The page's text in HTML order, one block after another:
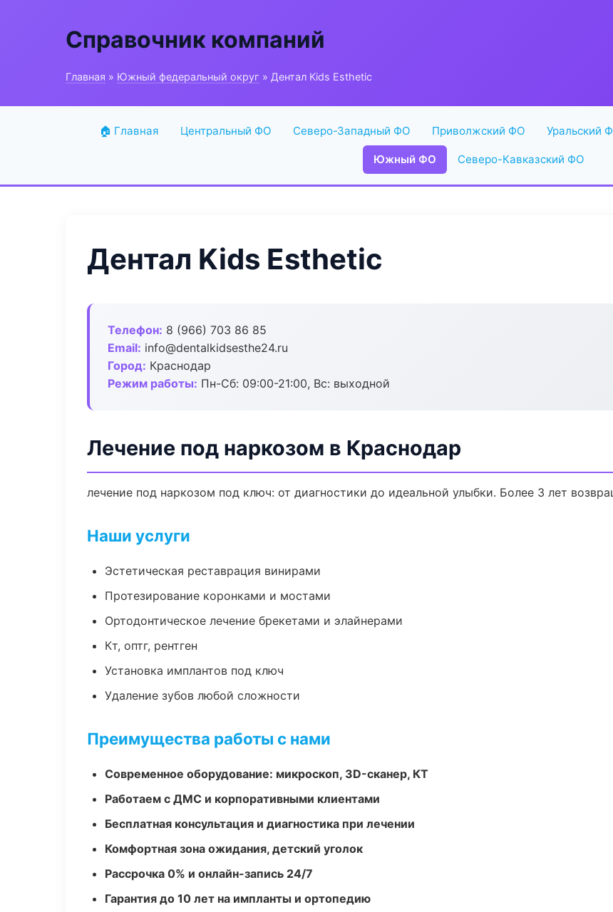
Справочник компаний
Главная » Южный федеральный округ » Дентал Kids Esthetic
🏠 Главная Центральный ФО Северо-Западный ФО Приволжский ФО Уральский
Южный ФО Северо-Кавказский ФО
Дентал Kids Esthetic
Телефон: 8 (966) 703 86 85
Email: info@dentalkidsesthe24.ru
Город: Краснодар
Режим работы: Пн-Сб: 09:00-21:00, Вс: выходной
Лечение под наркозом в Краснодар
лечение под наркозом под ключ: от диагностики до идеальной улыбки. Более 3 лет
Наши услуги
Эстетическая реставрация винирами
Протезирование коронками и мостами
Ортодонтическое лечение брекетами и элайнерами
Кт, оптг, рентген
Установка имплантов под ключ
Удаление зубов любой сложности
Преимущества работы с нами
Современное оборудование: микроскоп, 3D-сканер, КТ
Работаем с ДМС и корпоративными клиентами
Бесплатная консультация и диагностика при лечении
Комфортная зона ожидания, детский уголок
Рассрочка 0% и онлайн-запись 24/7
Гарантия до 10 лет на импланты и ортопедию